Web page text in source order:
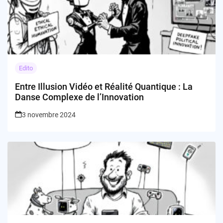
Edito
Entre Illusion Vidéo et Réalité Quantique : La
Danse Complexe de l’Innovation
3 novembre 2024